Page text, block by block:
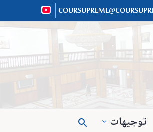
توجيهات 